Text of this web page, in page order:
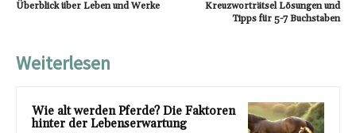
Überblick über Leben und Werke
Kreuzworträtsel Lösungen und
Tipps für 5-7 Buchstaben
Weiterlesen
Wie alt werden Pferde? Die Faktoren
hinter der Lebenserwartung